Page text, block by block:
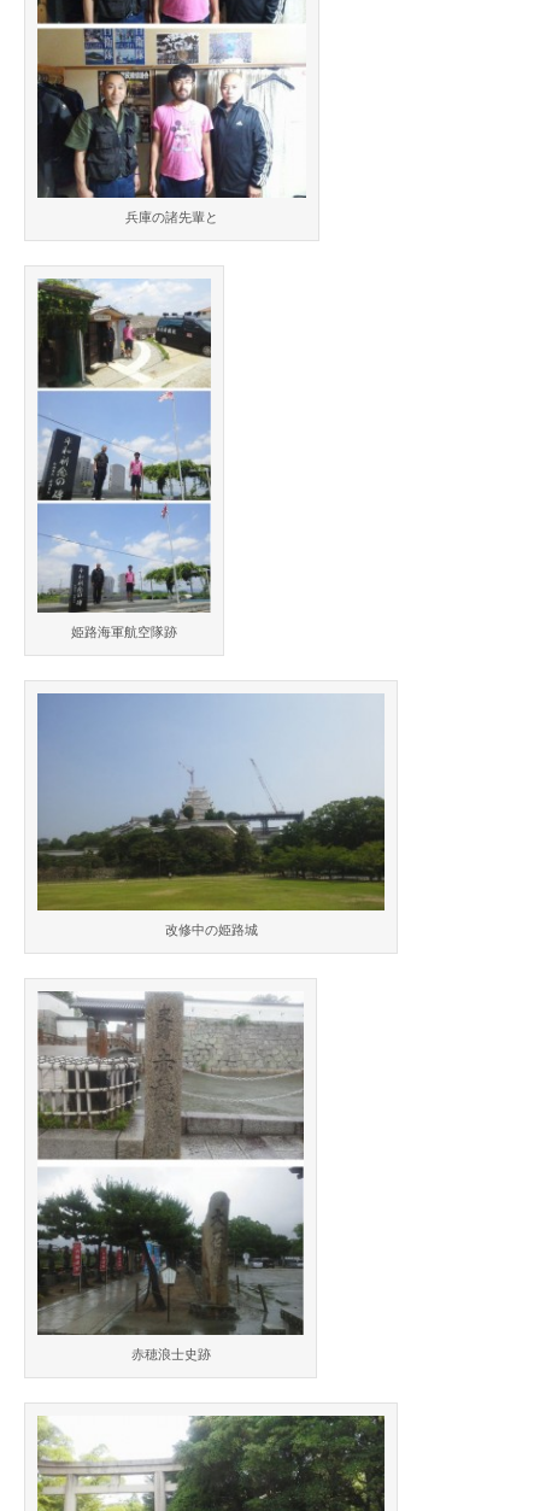
兵庫の諸先輩と
姫路海軍航空隊跡
改修中の姫路城
赤穂浪士史跡